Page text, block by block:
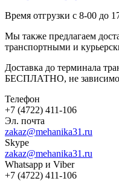
Время отгрузки с 8-00 до
Мы также предлагаем
транспортными и
Доставка до терминала
БЕСПЛАТНО, не зависимо
Телефон
+7 (4722) 411-106
Эл. почта
zakaz@mehanika31.ru
Skype
zakaz@mehanika31.ru
Whatsapp и Viber
+7 (4722) 411-106